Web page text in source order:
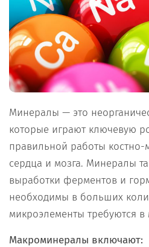
Минералы — это
которые играют ключевую
правильной работы костно-
сердца и мозга. Минералы
выработки ферментов и
необходимы в больших
микроэлементы требуются
Макроминералы включают: